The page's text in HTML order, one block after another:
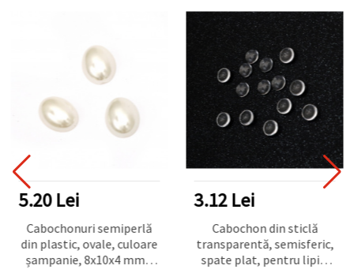
5.20 Lei
Cabochonuri semiperlă
din plastic, ovale, culoare
șampanie, 8x10x4 mm -
3.12 Lei
Cabochon din sticlă
transparentă, semisferic,
spate plat, pentru lipit,